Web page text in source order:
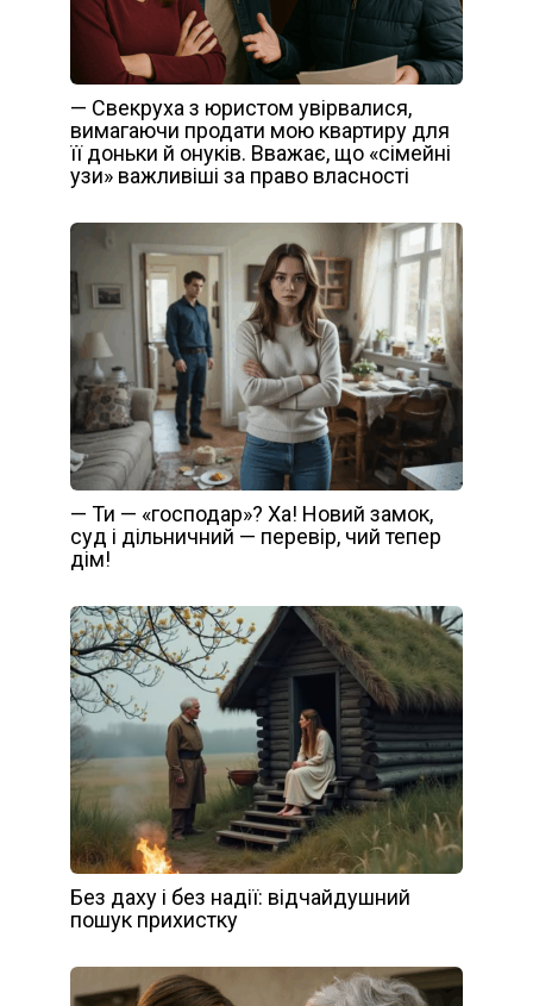
— Свекруха з юристом увірвалися,
вимагаючи продати мою квартиру для
її доньки й онуків. Вважає, що «сімейні
узи» важливіші за право власності
— Ти — «господар»? Ха! Новий замок,
суд і дільничний — перевір, чий тепер
дім!
Без даху і без надії: відчайдушний
пошук прихистку